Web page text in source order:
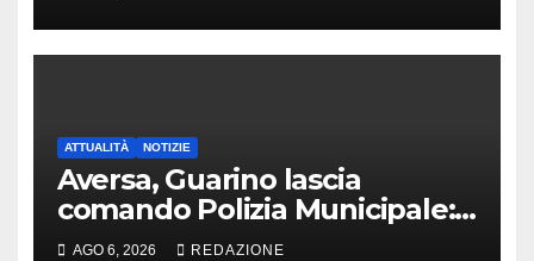
ATTUALITÀ NOTIZIE
Aversa, Guarino lascia
comando Polizia Municipale:
arriva Nacar
AGO 6, 2026 REDAZIONE